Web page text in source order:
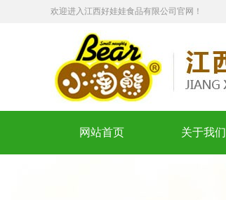
欢迎进入江西好娃娃食品有限公司官网！
网站首页 关于我们